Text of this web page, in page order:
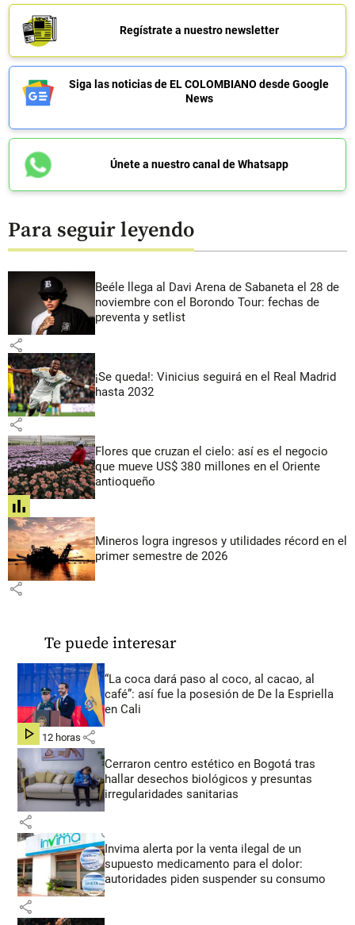
Regístrate a nuestro newsletter
Siga las noticias de EL COLOMBIANO desde Google
News
Únete a nuestro canal de Whatsapp
Para seguir leyendo
Beéle llega al Davi Arena de Sabaneta el 28 de
noviembre con el Borondo Tour: fechas de
preventa y setlist
share
¡Se queda!: Vinicius seguirá en el Real Madrid
hasta 2032
share
Flores que cruzan el cielo: así es el negocio
que mueve US$ 380 millones en el Oriente
antioqueño
share
Mineros logra ingresos y utilidades récord en el
primer semestre de 2026
share
Te puede interesar
“La coca dará paso al coco, al cacao, al
café”: así fue la posesión de De la Espriella
en Cali
hace 12 horas share
Cerraron centro estético en Bogotá tras
hallar desechos biológicos y presuntas
irregularidades sanitarias
share
Invima alerta por la venta ilegal de un
supuesto medicamento para el dolor:
autoridades piden suspender su consumo
share